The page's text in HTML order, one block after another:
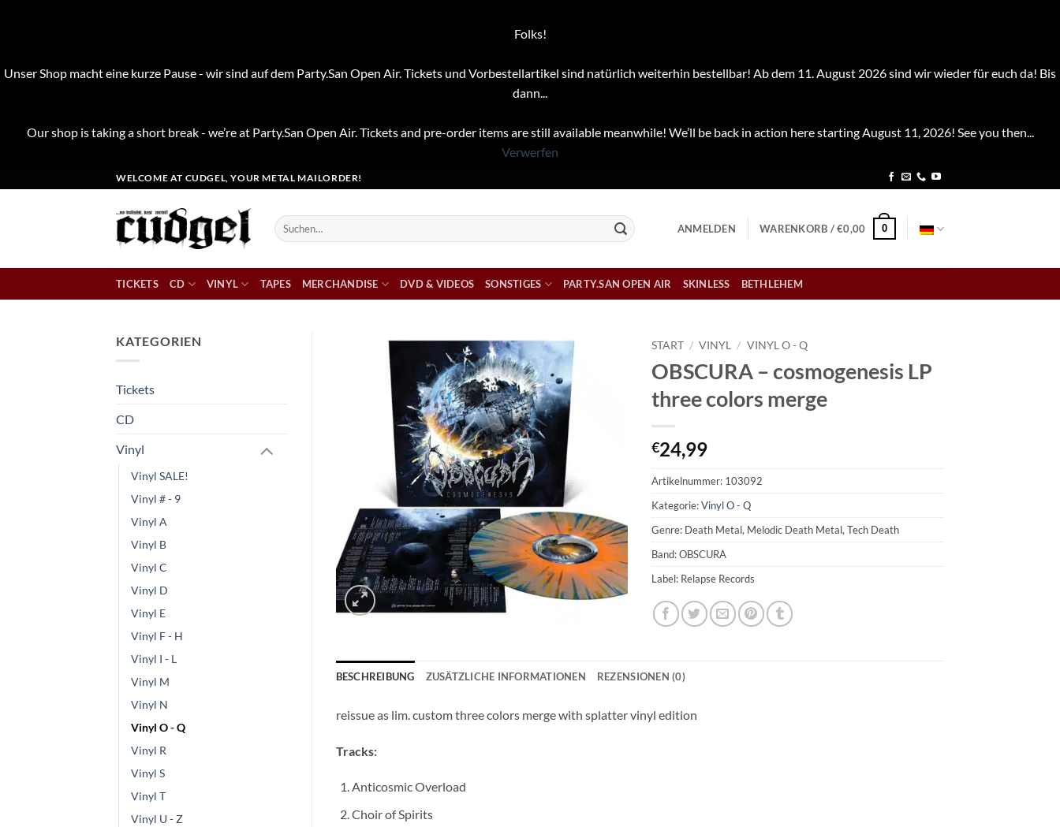
Folks!
Unser Shop macht eine kurze Pause - wir sind auf dem Party.San Open Air. Tickets und Vorbestellartikel sind natürlich weiterhin bestellbar! Ab dem 11. August 2026 sind wir wieder für euch da! Bis
dann...
Our shop is taking a short break - we’re at Party.San Open Air. Tickets and pre-order items are still available meanwhile! We’ll be back in action here starting August 11, 2026! See you then...
Verwerfen
Inhalt
WELCOME AT CUDGEL, YOUR METAL MAILORDER!
Suchen
nach:
ANMELDEN WARENKORB /€0,00 0
TICKETS CD VINYL TAPES MERCHANDISE DVD & VIDEOS SONSTIGES PARTY.SAN OPEN AIR SKINLESS BETHLEHEM
KATEGORIEN
Tickets
CD
Vinyl
Vinyl SALE!
Vinyl # - 9
Vinyl A
Vinyl B
Vinyl C
Vinyl D
Vinyl E
Vinyl F - H
Vinyl I - L
Vinyl M
Vinyl N
Vinyl O - Q
Vinyl R
Vinyl S
Vinyl T
Vinyl U - Z
START / VINYL / VINYL O - Q
OBSCURA – cosmogenesis LP
three colors merge
€24,99
Artikelnummer: 103092
Kategorie:Vinyl O - Q
Genre: Death Metal, Melodic Death Metal, Tech Death
Band: OBSCURA
Label: Relapse Records
BESCHREIBUNG ZUSÄTZLICHE INFORMATIONEN REZENSIONEN (0)
reissue as lim. custom three colors merge with splatter vinyl edition
Tracks:
Anticosmic Overload
Choir of Spirits